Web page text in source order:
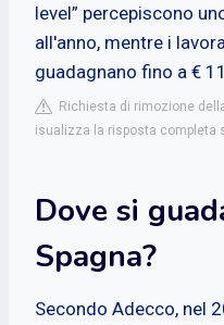
level” percepiscono
all'anno, mentre i
guadagnano fino a €
Richiesta di rimozione
isualizza la risposta completa
Dove si
Spagna?
Secondo Adecco, nel